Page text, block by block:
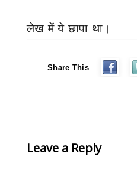
लेख में ये छापा था।
Share This
Leave a Reply